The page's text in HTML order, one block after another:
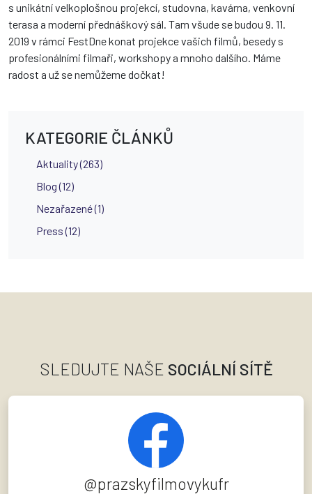
s unikátní velkoplošnou projekcí, studovna, kavárna, venkovní
terasa a moderní přednáškový sál. Tam všude se budou 9. 11.
2019 v rámci FestDne konat projekce vašich filmů, besedy s
profesionálními filmaři, workshopy a mnoho dalšího. Máme
radost a už se nemůžeme dočkat!
KATEGORIE ČLÁNKŮ
Aktuality (263)
Blog (12)
Nezařazené (1)
Press (12)
SLEDUJTE NAŠE SOCIÁLNÍ SÍTĚ
@prazskyfilmovykufr